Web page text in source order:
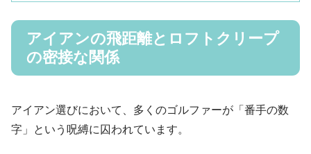
アイアンの飛距離とロフトクリープ
の密接な関係
アイアン選びにおいて、多くのゴルファーが「番手の数
字」という呪縛に囚われています。